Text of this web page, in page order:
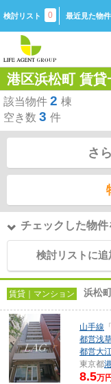
検討リスト 0 最近見た物件
港区浜松町 賃貸
該当物件 2 棟
空き数 3 件
さ
チェックした物
検討リストに追
賃貸｜マンション 浜松
山手線 「
都営浅
都営大
東京都
8.5万円